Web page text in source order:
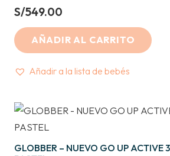
S/549.00
AÑADIR AL CARRITO
Añadir a la lista de bebés
GLOBBER – NUEVO GO UP ACTIVE